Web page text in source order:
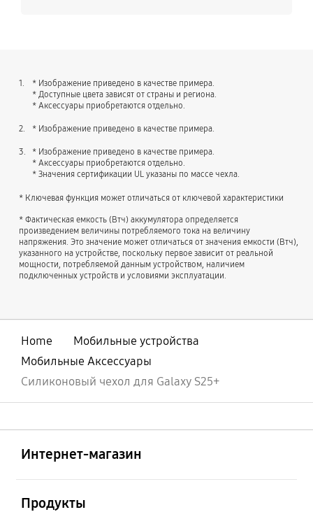
1.
* Изображение приведено в качестве примера.
* Доступные цвета зависят от страны и региона.
* Аксессуары приобретаются отдельно.
2. * Изображение приведено в качестве примера.
3.
* Изображение приведено в качестве примера.
* Аксессуары приобретаются отдельно.
* Значения сертификации UL указаны по массе чехла.
* Ключевая функция может отличаться от ключевой характеристики
* Фактическая емкость (Втч) аккумулятора определяется
произведением величины потребляемого тока на величину
напряжения. Это значение может отличаться от значения емкости (Втч),
указанного на устройстве, поскольку первое зависит от реальной
мощности, потребляемой данным устройством, наличием
подключенных устройств и условиями эксплуатации.
Home
Мобильные устройства
Мобильные Аксессуары
Силиконовый чехол для Galaxy S25+
Интернет-магазин
Продукты